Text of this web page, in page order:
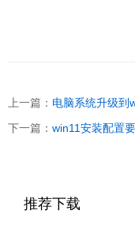
上一篇： 电脑系统升级到
下一篇： win11安装配置
推荐下载